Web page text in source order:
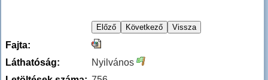
Fajta:
Láthatóság:
Nyilvános